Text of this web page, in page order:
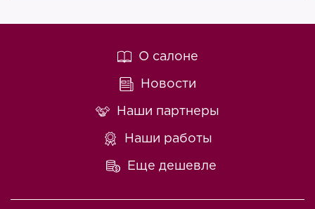
О салоне
Новости
Наши партнеры
Наши работы
Еще дешевле